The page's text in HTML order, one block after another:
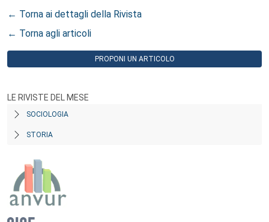
← Torna ai dettagli della Rivista
← Torna agli articoli
PROPONI UN ARTICOLO
LE RIVISTE DEL MESE
SOCIOLOGIA
STORIA